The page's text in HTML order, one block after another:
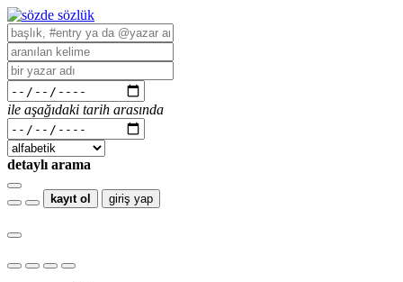
ile aşağıdaki tarih arasında
detaylı arama
kayıt ol giriş yap